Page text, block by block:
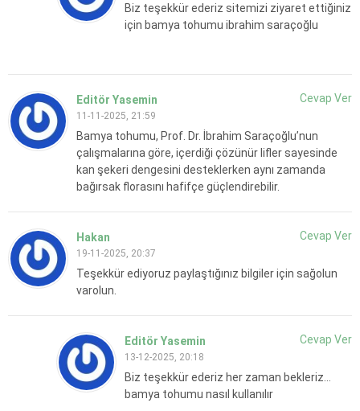
Biz teşekkür ederiz sitemizi ziyaret ettiğiniz
için bamya tohumu ibrahim saraçoğlu
Editör Yasemin
11-11-2025, 21:59
Bamya tohumu, Prof. Dr. İbrahim Saraçoğlu’nun
çalışmalarına göre, içerdiği çözünür lifler sayesinde
kan şekeri dengesini desteklerken aynı zamanda
bağırsak florasını hafifçe güçlendirebilir.
Cevap Ver
Hakan
19-11-2025, 20:37
Teşekkür ediyoruz paylaştığınız bilgiler için sağolun
varolun.
Cevap Ver
Editör Yasemin
13-12-2025, 20:18
Biz teşekkür ederiz her zaman bekleriz…
bamya tohumu nasıl kullanılır
Cevap Ver